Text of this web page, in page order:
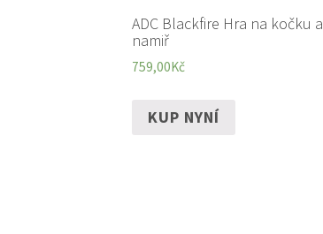
ADC Blackfire Hra na kočku a
namiř
759,00Kč
KUP NYNÍ